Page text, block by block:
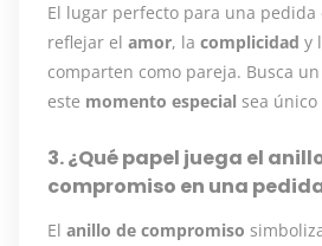
El lugar perfecto para una pedida
reflejar el amor, la complicidad y
comparten como pareja. Busca
este momento especial sea
3. ¿Qué papel juega el
compromiso en una
El anillo de compromiso